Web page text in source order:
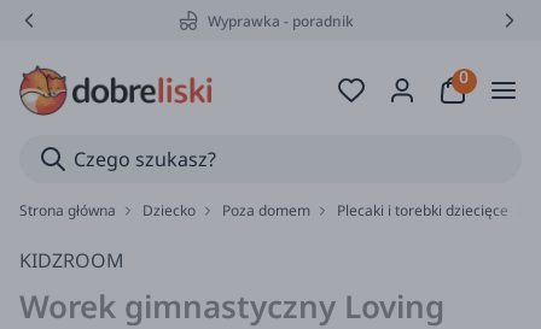
Wyprawka - poradnik
Strona główna Dziecko Poza domem Plecaki i torebki dziecięce
KIDZROOM
Worek gimnastyczny Loving